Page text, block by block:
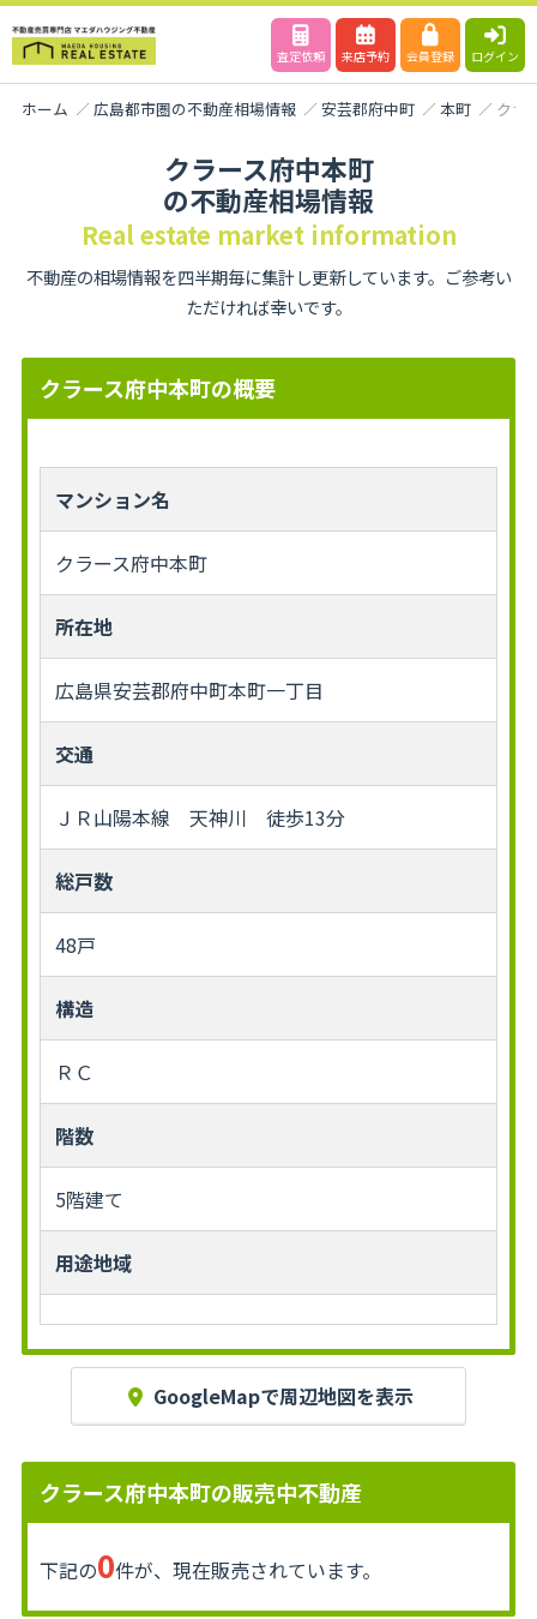
査定依頼 来店予約 会員登録 ログイン
ホーム 広島都市圏の不動産相場情報 安芸郡府中町 本町 クラ
クラース府中本町
の不動産相場情報
Real estate market information
不動産の相場情報を四半期毎に集計し更新しています。ご参考い
ただければ幸いです。
クラース府中本町の概要
マンション名
クラース府中本町
所在地
広島県安芸郡府中町本町一丁目
交通
ＪＲ山陽本線 天神川 徒歩13分
総戸数
48戸
構造
ＲＣ
階数
5階建て
用途地域
GoogleMapで周辺地図を表示
クラース府中本町の販売中不動産
下記の0件が、現在販売されています。